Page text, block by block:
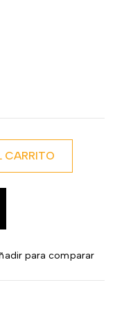
CARRITO
para comparar